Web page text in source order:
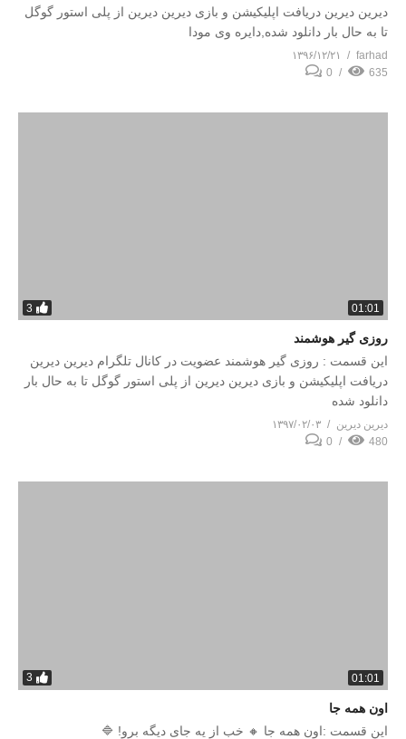
دیرین دیرین دریافت اپلیکیشن و بازی دیرین دیرین از پلی استور گوگل
تا به حال بار دانلود شده,دایره وی مودا
farhad
۱۳۹۶/۱۲/۲۱
635
0
3 01:01
روزی گیر هوشمند
این قسمت : روزی گیر هوشمند عضویت در کانال تلگرام دیرین دیرین
دریافت اپلیکیشن و بازی دیرین دیرین از پلی استور گوگل تا به حال بار
دانلود شده
دیرین دیرین
۱۳۹۷/۰۲/۰۳
480
0
3 01:01
اون همه جا
این قسمت :اون همه جا 🔸 خب از یه جای دیگه برو! 🔷